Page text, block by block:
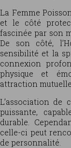
La Femme
et le côté
fascinée par son
De son côté,
sensibilité et la
connexion
physique et
attraction
L’association de
puissante,
durable.
celle-ci peut
de personnalité.